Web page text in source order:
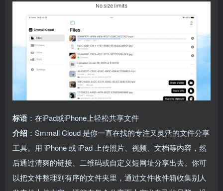
标语 ：在iPad或iPhone上轻松共享文件
介绍 ：Smmall Cloud 是你一直在找的专注又灵活的文件分享
工具。用 iPhone 或 iPad 上传照片、视频、文档等内容，然
后通过清爽的链接、二维码或自定义短网址分享出去。你可
以把文件整理到有序的文件夹里，通过文件收件箱收集别人